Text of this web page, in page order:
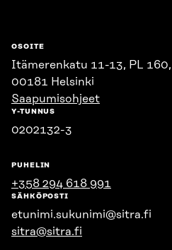
OSOITE
Itämerenkatu 11-13, PL 160,
00181 Helsinki
Saapumisohjeet
Y-TUNNUS
0202132-3
PUHELIN
+358 294 618 991
SÄHKÖPOSTI
etunimi.sukunimi@sitra.fi
sitra@sitra.fi